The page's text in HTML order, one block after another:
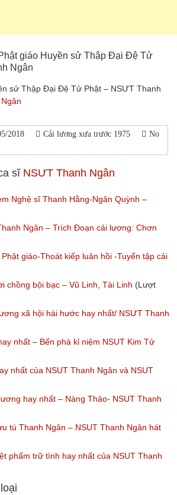
giáo Huyền sử Thập Đại Đệ Tử
Ngân
sử Thập Đại Đệ Tử Phật – NSƯT Thanh
2018 Cải lương xưa trước 1975
No
sĩ NSƯT Thanh Ngân
Nghệ sĩ Thanh Hằng-Ngân Quỳnh –
Ngân
Ngân – Trích Đoạn cải lương: Chơn
giáo-Thoát kiếp luân hồi -Tuyển tập cải
hay nhất
chồng bội bạc – Vũ Linh, Tài Linh (Lượt
xã hội hài hước hay nhất/ NSƯT Thanh
nhất – Bến phà kỉ niệm NSUT Kim Tử
Chương trình Hội Ngộ Danh Hài tập 08(
nhất của NSUT Thanh Ngân và NSUT
hay nhất – Nàng Thảo- NSUT Thanh
tú Thanh Ngân – NSUT Thanh Ngân hát
phẩm trữ tình hay nhất của NSUT Thanh
Quỳnh